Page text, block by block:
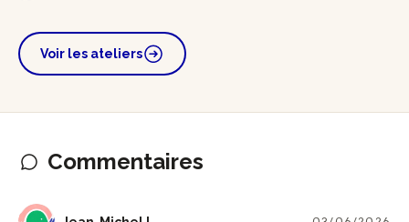
Voir les ateliers
Commentaires